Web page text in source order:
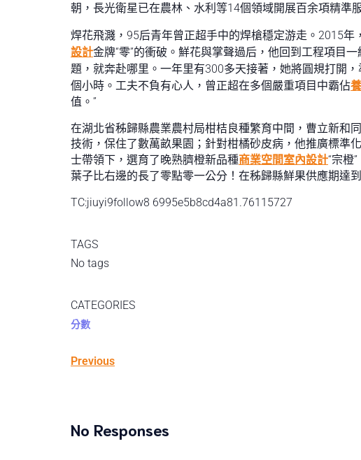
朝，長光衛星已在農林、水利等14個領域開展百余項精準
焊花飛濺，95后青年曾正超手中的焊槍穩定游走。2015年
設計金牌“零”的衝破。鮮花與掌聲過后，他回到工程項目
題，就奔赴哪里。一年里有300多天接著，她將圓規打開，
個小時。工夫不負有心人，曾正超在多個嚴重項目中霸佔
值。”
在湖北省秭歸縣農業農村局柑桔良種繁育中間，曹立新和
技術，保住了數萬畝果園；針對柑橘砂皮病，他推廣標準
士帶領下，選育了晚熟臍橙新品種商業空間室內設計“宗橙
葉子比右邊的長了零點零一公分！在秭歸縣鮮果供應期達
TC:jiuyi9follow8 6995e5b8cd4a81.76115727
TAGS
No tags
CATEGORIES
分數
Previous
No Responses